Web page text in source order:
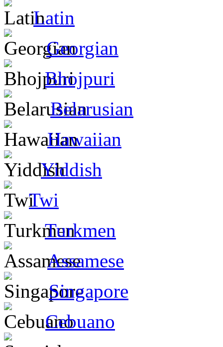
Latin
Georgian
Bhojpuri
Belarusian
Hawaiian
Yiddish
Twi
Turkmen
Assamese
Singapore
Cebuano